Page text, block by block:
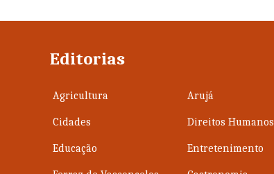
Editorias
Agricultura Arujá
Cidades Direitos Humanos
Educação Entretenimento